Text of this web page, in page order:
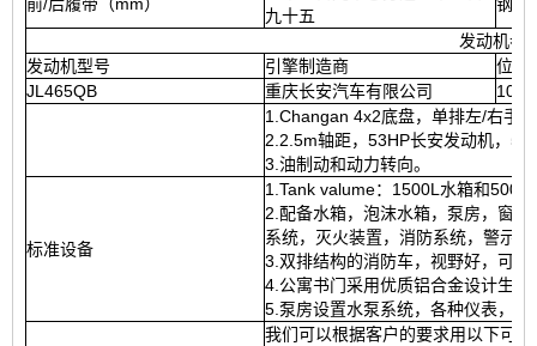
前/后履带（mm）
九十五
钢弹
发动机参
发动机型号
引擎制造商
位移
JL465QB
重庆长安汽车有限公司
1012
1.Changan 4x2底盘，单排左/右手
2.2.5m轴距，53HP长安发动机，5
3.油制动和动力转向。
标准设备
1.Tank valume：1500L水箱和
2.配备水箱，泡沫水箱，泵房，窗
系统，灭火装置，消防系统，警示
3.双排结构的消防车，视野好，可
4.公寓书门采用优质铝合金设计生
5.泵房设置水泵系统，各种仪表，
我们可以根据客户的要求用以下可